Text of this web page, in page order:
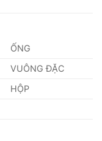
ỐNG
VUÔNG ĐẶC
HỘP